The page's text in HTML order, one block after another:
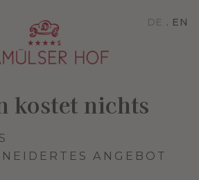
DE EN
kostet nichts
ANGEBOT